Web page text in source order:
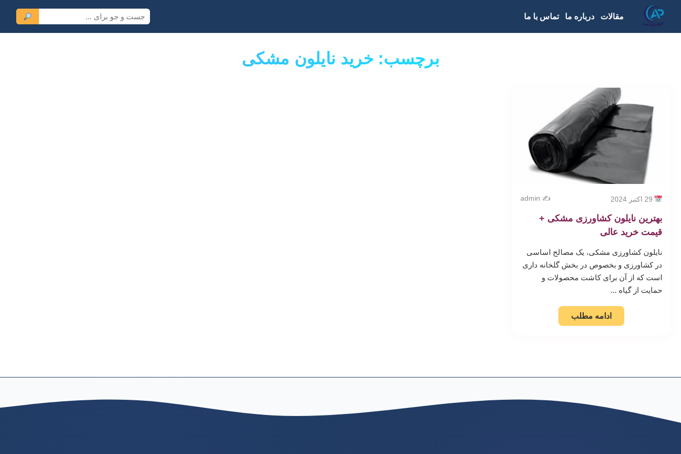
مقالات درباره ما تماس با ما
برچسب: خرید نایلون مشکی
✍️ admin
بهترین نایلون کشاورزی مشکی +
قیمت خرید عالی
نایلون کشاورزی مشکی، یک مصالح اساسی
در کشاورزی و بخصوص در بخش گلخانه داری
است که از آن برای کاشت محصولات و
حمایت از گیاه ...
ادامه مطلب